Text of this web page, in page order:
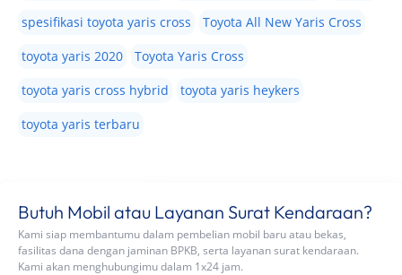
spesifikasi toyota yaris cross
Toyota All New Yaris Cross
toyota yaris 2020
Toyota Yaris Cross
toyota yaris cross hybrid
toyota yaris heykers
toyota yaris terbaru
Butuh Mobil atau Layanan Surat Kendaraan?
Kami siap membantumu dalam pembelian mobil baru atau bekas,
fasilitas dana dengan jaminan BPKB, serta layanan surat kendaraan.
Kami akan menghubungimu dalam 1x24 jam.